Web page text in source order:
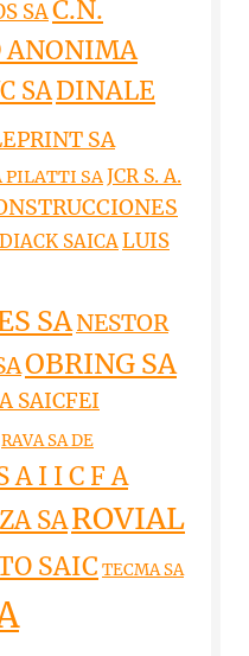
SAC.N.
ANONIMA
SADINALE
SA
PILATTI SAJCR S. A.
SAICALUIS
SANESTOR
OBRING SA
SAICFEI
RAVA SA DE
A I I C F A
SAROVIAL
SAIC TECMA SA